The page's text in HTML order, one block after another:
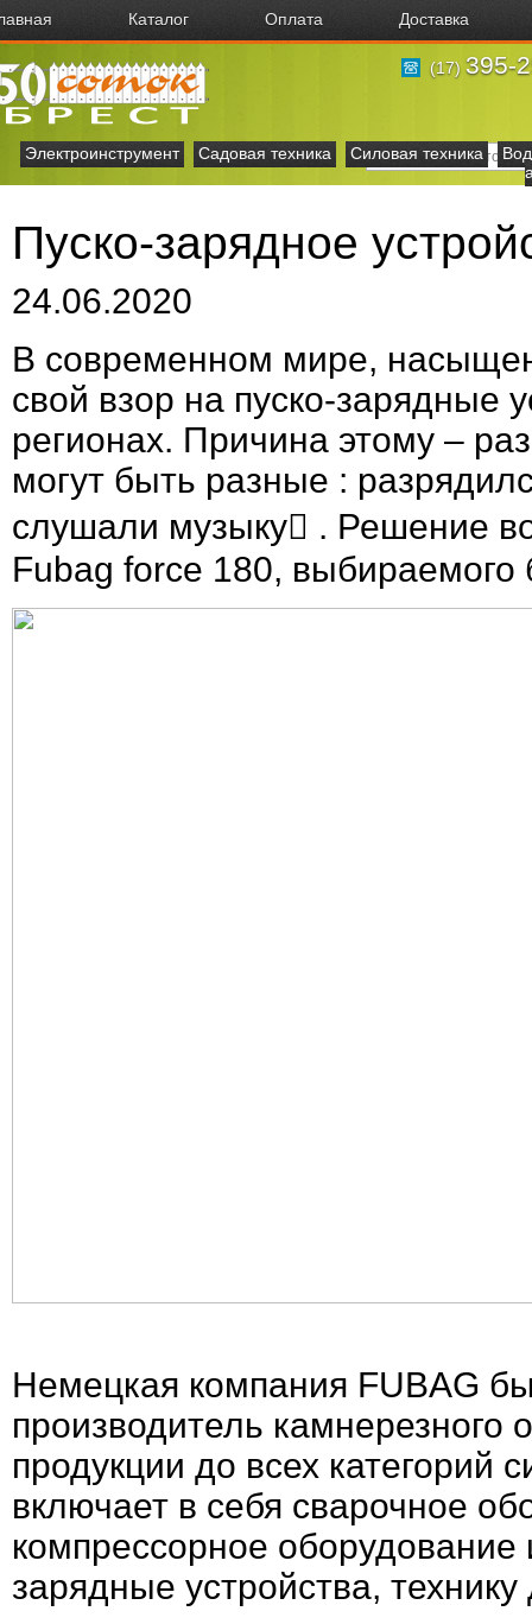
Каталог Оплата Доставка
(17) 395-
Электроинструмент Садовая техника Силовая техника
Пуско-зарядное
24.06.2020
В современном мире,
свой взор на пуско-зарядные
регионах. Причина этому –
могут быть разные :
слушали музыку . Решение
Fubag force 180, выбираемого
Немецкая компания FUBAG
производитель
продукции до всех категорий
включает в себя сварочное
компрессорное оборудование
зарядные устройства,